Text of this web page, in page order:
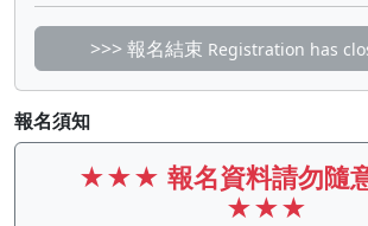
>>> 報名結束 Registration has
報名須知
★★★ 報名資料請勿隨
★★★